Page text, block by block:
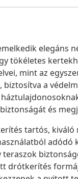
elegáns
tökéletes
mint az
a
és
tartós, kiváló
drótkerítés